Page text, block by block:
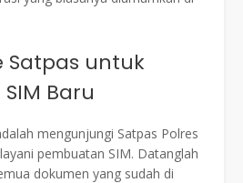
Satpas untuk
Baru
mengunjungi Satpas Polres
pembuatan SIM. Datanglah
dokumen yang sudah di